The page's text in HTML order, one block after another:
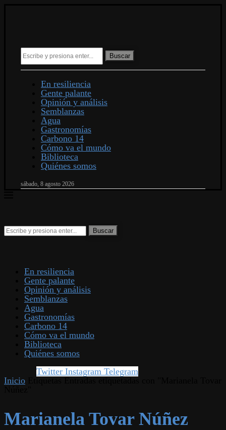
Buscar
En resiliencia
Gente palante
Opinión y análisis
Semblanzas
Agua
Gastronomías
Carbono 14
Cómo va el mundo
Biblioteca
Quiénes somos
sábado, 8 agosto 2026
En resiliencia
Gente palante
Opinión y análisis
Semblanzas
Agua
Gastronomías
Carbono 14
Cómo va el mundo
Biblioteca
Quiénes somos
Twitter Instagram Telegram
Inicio
Marianela Tovar Núñez